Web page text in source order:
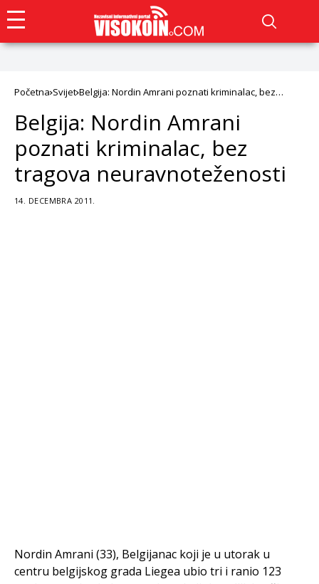
Početna Svijet Belgija: Nordin Amrani poznati kriminalac, bez
Belgija: Nordin Amrani
poznati kriminalac, bez
tragova neuravnoteženosti
14. DECEMBRA 2011.
Nordin Amrani (33), Belgijanac koji je u utorak u
centru belgijskog grada Liegea ubio tri i ranio 123